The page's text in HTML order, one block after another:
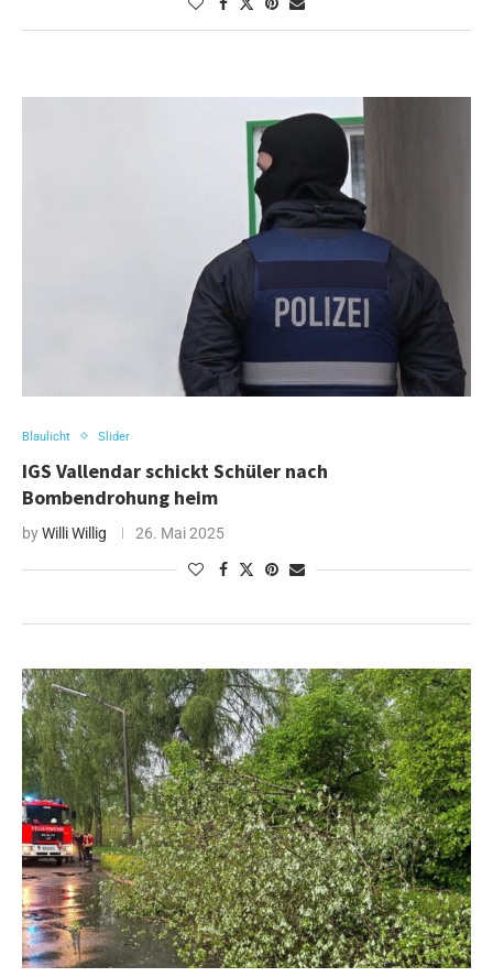
Blaulicht Slider
IGS Vallendar schickt Schüler nach
Bombendrohung heim
byWilli Willig 26. Mai 2025